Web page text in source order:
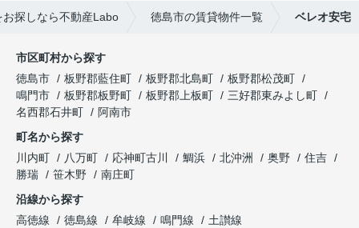
探しなら不動産Labo 徳島市の賃貸物件一覧 ベレオ安宅
市区町村から探す
徳島市
板野郡藍住町 板野郡北島町
板野郡松茂町
鳴門市
板野郡板野町 板野郡上板町
三好郡東みよし町
名西郡石井町
阿南市
町名から探す
川内町
八万町 応神町古川 鯛浜 北沖洲 奥野
住吉
勝瑞
笹木野
南庄町
沿線から探す
高徳線
徳島線 牟岐線 鳴門線
土讃線